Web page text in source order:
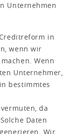
Unternehmen
in
wenn wir
Wenn
Unternehmer,
bestimmtes
da
Daten
Wir